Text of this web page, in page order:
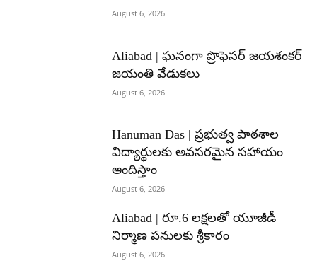
August 6, 2026
Aliabad | ఘనంగా ప్రొఫెసర్ జయశంకర్
జయంతి వేడుకలు
August 6, 2026
Hanuman Das | ప్రభుత్వ పాఠశాల
విద్యార్థులకు అవసరమైన సహాయం
అందిస్తాం
August 6, 2026
Aliabad | రూ.6 లక్షలతో యూజీడీ
నిర్మాణ పనులకు శ్రీకారం
August 6, 2026